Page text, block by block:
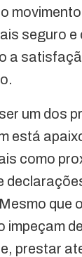
seguro
a
um dos
está
como
que
impeçam
prestar